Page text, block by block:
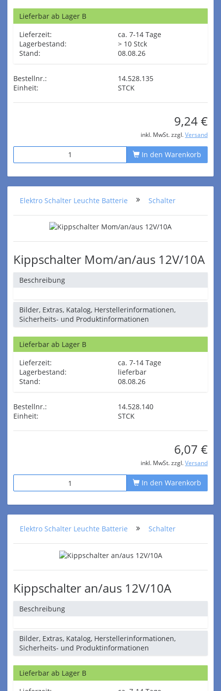
Lieferbar ab Lager B
Lieferzeit:
ca. 7-14 Tage
Lagerbestand:
> 10 Stck
Stand:
08.08.26
Bestellnr.:
14.528.135
Einheit:
STCK
9,24 €
inkl. MwSt. zzgl. Versand
In den Warenkorb
Elektro Schalter Leuchte Batterie Schalter
Kippschalter Mom/an/aus 12V/10A
Beschreibung
Bilder, Extras, Katalog, Herstellerinformationen,
Sicherheits- und Produktinformationen
Lieferbar ab Lager B
Lieferzeit:
ca. 7-14 Tage
Lagerbestand:
lieferbar
Stand:
08.08.26
Bestellnr.:
14.528.140
Einheit:
STCK
6,07 €
inkl. MwSt. zzgl.Versand
In den Warenkorb
Elektro Schalter Leuchte Batterie Schalter
Kippschalter an/aus 12V/10A
Beschreibung
Bilder, Extras, Katalog, Herstellerinformationen,
Sicherheits- und Produktinformationen
Lieferbar ab Lager B